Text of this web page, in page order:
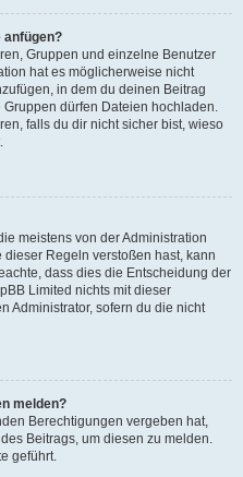
anfügen?
Gruppen und einzelne Benutzer
hat es möglicherweise nicht
in dem du deinen Beitrag
dürfen Dateien hochladen.
falls du dir nicht sicher bist, wieso
meistens von der Administration
Regeln verstoßen hast, kann
dass dies die Entscheidung der
Limited nichts mit dieser
Administrator, sofern du die nicht
melden?
Berechtigungen vergeben hat,
Beitrags, um diesen zu melden.
geführt.